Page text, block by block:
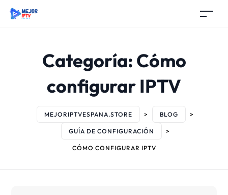
Categoría: Cómo
configurar IPTV
MEJORIPTVESPANA.STORE > BLOG >
GUÍA DE CONFIGURACIÓN >
CÓMO CONFIGURAR IPTV